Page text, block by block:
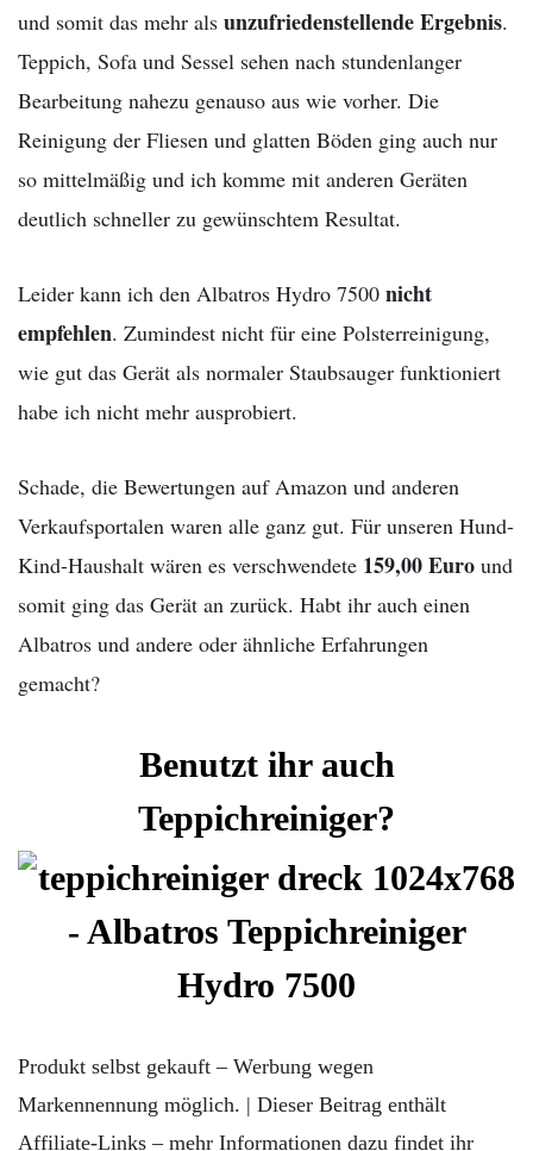
und somit das mehr als unzufriedenstellende Ergebnis.
Teppich, Sofa und Sessel sehen nach stundenlanger
Bearbeitung nahezu genauso aus wie vorher. Die
Reinigung der Fliesen und glatten Böden ging auch nur
so mittelmäßig und ich komme mit anderen Geräten
deutlich schneller zu gewünschtem Resultat.
Leider kann ich den Albatros Hydro 7500 nicht
empfehlen. Zumindest nicht für eine Polsterreinigung,
wie gut das Gerät als normaler Staubsauger funktioniert
habe ich nicht mehr ausprobiert.
Schade, die Bewertungen auf Amazon und anderen
Verkaufsportalen waren alle ganz gut. Für unseren Hund-
Kind-Haushalt wären es verschwendete 159,00 Euro und
somit ging das Gerät an zurück. Habt ihr auch einen
Albatros und andere oder ähnliche Erfahrungen
gemacht?
Benutzt ihr auch
Teppichreiniger?
Produkt selbst gekauft – Werbung wegen
Markennennung möglich. | Dieser Beitrag enthält
Affiliate-Links – mehr Informationen dazu findet ihr